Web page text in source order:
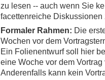
zu lesen -- auch wenn Sie
facettenreiche Diskussionen
Formaler Rahmen: Die
Wochen vor dem
Ein Folienentwurf soll hier
eine Woche vor dem
Anderenfalls kann kein